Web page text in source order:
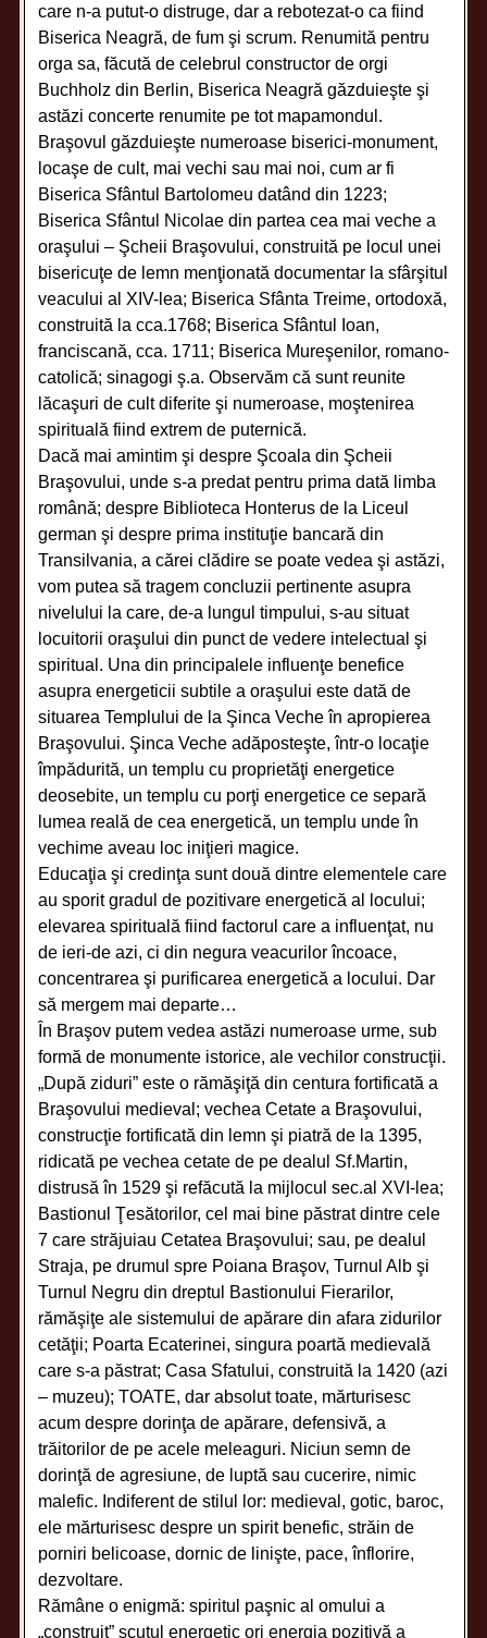
care n-a putut-o distruge, dar a rebotezat-o ca fiind
Biserica Neagră, de fum şi scrum. Renumită pentru
orga sa, făcută de celebrul constructor de orgi
Buchholz din Berlin, Biserica Neagră găzduieşte şi
astăzi concerte renumite pe tot mapamondul.
Braşovul găzduieşte numeroase biserici-monument,
locaşe de cult, mai vechi sau mai noi, cum ar fi
Biserica Sfântul Bartolomeu datând din 1223;
Biserica Sfântul Nicolae din partea cea mai veche a
oraşului – Şcheii Braşovului, construită pe locul unei
bisericuţe de lemn menţionată documentar la sfârşitul
veacului al XIV-lea; Biserica Sfânta Treime, ortodoxă,
construită la cca.1768; Biserica Sfântul Ioan,
franciscană, cca. 1711; Biserica Mureşenilor, romano-
catolică; sinagogi ş.a. Observăm că sunt reunite
lăcaşuri de cult diferite şi numeroase, moştenirea
spirituală fiind extrem de puternică.
Dacă mai amintim şi despre Şcoala din Şcheii
Braşovului, unde s-a predat pentru prima dată limba
română; despre Biblioteca Honterus de la Liceul
german şi despre prima instituţie bancară din
Transilvania, a cărei clădire se poate vedea şi astăzi,
vom putea să tragem concluzii pertinente asupra
nivelului la care, de-a lungul timpului, s-au situat
locuitorii oraşului din punct de vedere intelectual şi
spiritual. Una din principalele influenţe benefice
asupra energeticii subtile a oraşului este dată de
situarea Templului de la Şinca Veche în apropierea
Braşovului. Şinca Veche adăposteşte, într-o locaţie
împădurită, un templu cu proprietăţi energetice
deosebite, un templu cu porţi energetice ce separă
lumea reală de cea energetică, un templu unde în
vechime aveau loc iniţieri magice.
Educaţia şi credinţa sunt două dintre elementele care
au sporit gradul de pozitivare energetică al locului;
elevarea spirituală fiind factorul care a influenţat, nu
de ieri-de azi, ci din negura veacurilor încoace,
concentrarea şi purificarea energetică a locului. Dar
să mergem mai departe…
În Braşov putem vedea astăzi numeroase urme, sub
formă de monumente istorice, ale vechilor construcţii.
„După ziduri” este o rămăşiţă din centura fortificată a
Braşovului medieval; vechea Cetate a Braşovului,
construcţie fortificată din lemn şi piatră de la 1395,
ridicată pe vechea cetate de pe dealul Sf.Martin,
distrusă în 1529 şi refăcută la mijlocul sec.al XVI-lea;
Bastionul Ţesătorilor, cel mai bine păstrat dintre cele
7 care străjuiau Cetatea Braşovului; sau, pe dealul
Straja, pe drumul spre Poiana Braşov, Turnul Alb şi
Turnul Negru din dreptul Bastionului Fierarilor,
rămăşiţe ale sistemului de apărare din afara zidurilor
cetăţii; Poarta Ecaterinei, singura poartă medievală
care s-a păstrat; Casa Sfatului, construită la 1420 (azi
– muzeu); TOATE, dar absolut toate, mărturisesc
acum despre dorinţa de apărare, defensivă, a
trăitorilor de pe acele meleaguri. Niciun semn de
dorinţă de agresiune, de luptă sau cucerire, nimic
malefic. Indiferent de stilul lor: medieval, gotic, baroc,
ele mărturisesc despre un spirit benefic, străin de
porniri belicoase, dornic de linişte, pace, înflorire,
dezvoltare.
Rămâne o enigmă: spiritul paşnic al omului a
„construit” scutul energetic ori energia pozitivă a